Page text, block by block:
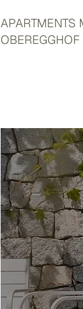
APARTMENTS